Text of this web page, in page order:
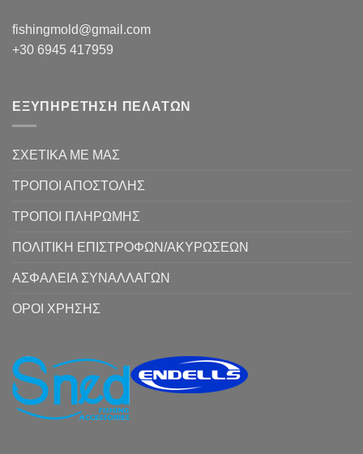
fishingmold@gmail.com
+30 6945 417959
ΕΞΥΠΗΡΕΤΗΣΗ ΠΕΛΑΤΩΝ
ΣΧΕΤΙΚΑ ΜΕ ΜΑΣ
ΤΡΟΠΟΙ ΑΠΟΣΤΟΛΗΣ
ΤΡΟΠΟΙ ΠΛΗΡΩΜΗΣ
ΠΟΛΙΤΙΚΗ ΕΠΙΣΤΡΟΦΩΝ/ΑΚΥΡΩΣΕΩΝ
ΑΣΦΑΛΕΙΑ ΣΥΝΑΛΛΑΓΩΝ
ΟΡΟΙ ΧΡΗΣΗΣ